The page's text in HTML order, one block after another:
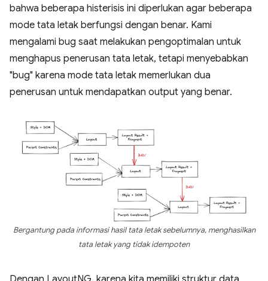
bahwa beberapa histerisis ini diperlukan agar beberapa
mode tata letak berfungsi dengan benar. Kami
mengalami bug saat melakukan pengoptimalan untuk
menghapus penerusan tata letak, tetapi menyebabkan
"bug" karena mode tata letak memerlukan dua
penerusan untuk mendapatkan output yang benar.
Bergantung pada informasi hasil tata letak sebelumnya, menghasilkan
tata letak yang tidak idempoten